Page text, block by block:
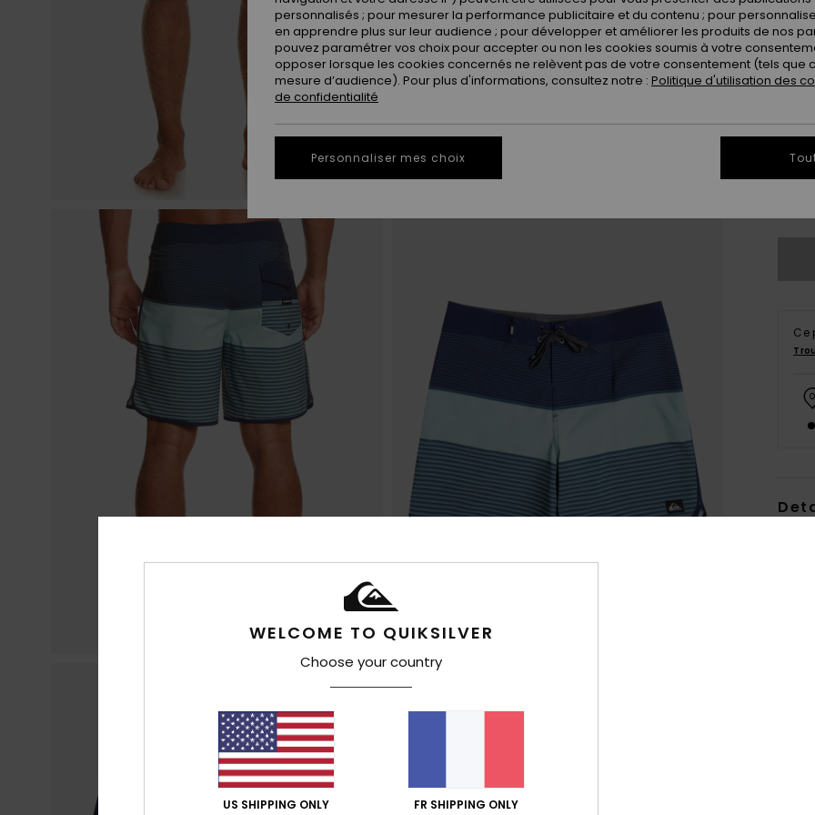
36
Ce
WELCOME TO QUIKSILVER
Choose your country
US SHIPPING ONLY FR SHIPPING ONLY
personnalisés ; pour mesurer la performance publicitaire et du contenu ; pour
en apprendre plus sur leur audience ; pour développer et améliorer les produits de nos
pouvez paramétrer vos choix pour accepter ou non les cookies soumis à votre
opposer lorsque les cookies concernés ne relèvent pas de votre consentement (tels que
mesure d’audience). Pour plus d'informations, consultez notre : Politique d'utilisation des
de confidentialité
Personnaliser mes choix